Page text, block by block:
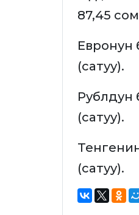
87,45
Евронун
(сатуу).
Рублдун
(сатуу).
(сатуу).